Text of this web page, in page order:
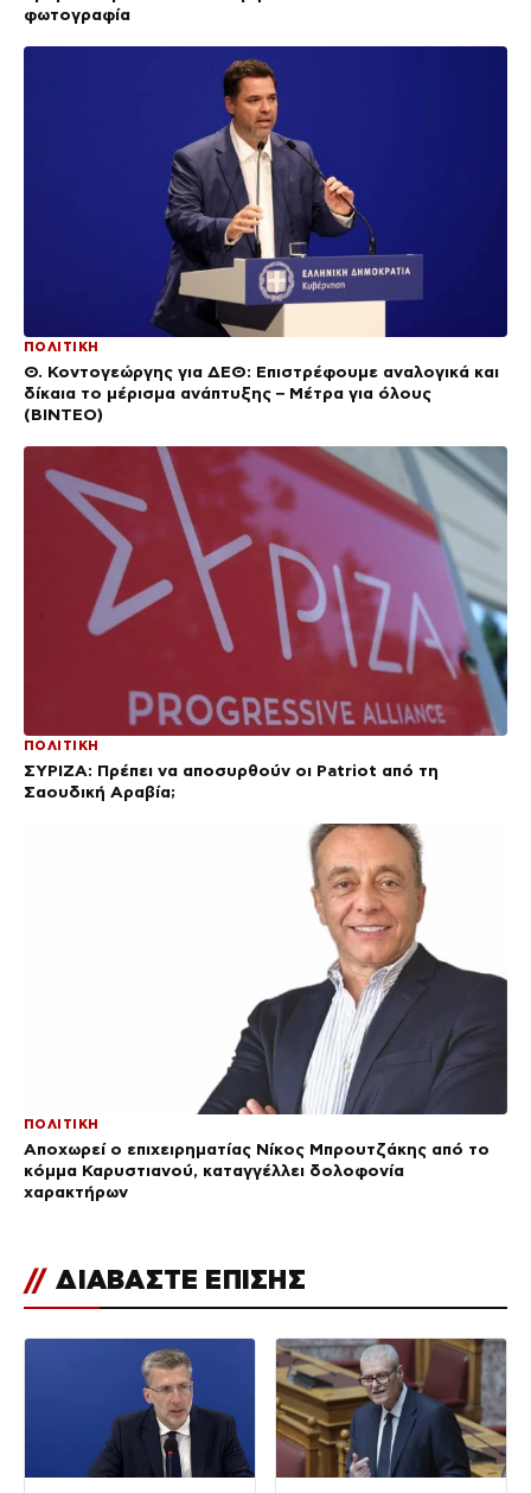
φωτογραφία
ΠΟΛΙΤΙΚΗ
Θ. Κοντογεώργης για ΔΕΘ: Επιστρέφουμε αναλογικά και
δίκαια το μέρισμα ανάπτυξης – Μέτρα για όλους
(BINTEO)
ΠΟΛΙΤΙΚΗ
ΣΥΡΙΖΑ: Πρέπει να αποσυρθούν οι Patriot από τη
Σαουδική Αραβία;
ΠΟΛΙΤΙΚΗ
Αποχωρεί ο επιχειρηματίας Νίκος Μπρουτζάκης από το
κόμμα Καρυστιανού, καταγγέλλει δολοφονία
χαρακτήρων
// ΔΙΑΒΑΣΤΕ ΕΠΙΣΗΣ